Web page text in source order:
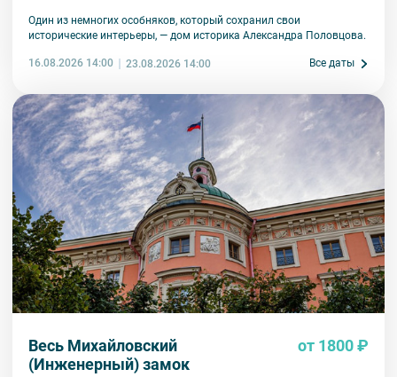
Один из немногих особняков, который сохранил свои
исторические интерьеры, — дом историка Александра Половцова.
16.08.2026 14:00 23.08.2026 14:00 Все даты
Весь Михайловский
(Инженерный) замок
от 1800 ₽